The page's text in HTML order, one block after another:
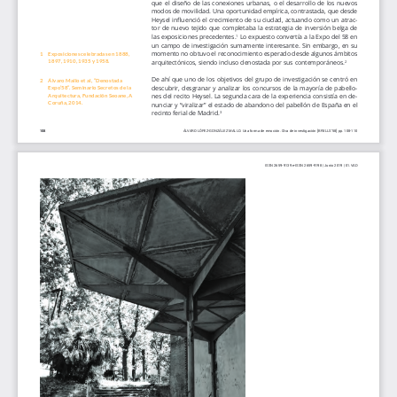
Exposiciones celebradas en 1888,
1897, 1910, 1935 y 1958.
1
Álvaro Mallo et al, “Denostada
Expo’58”. Seminario Secretos de la
Arquitectura, Fundación Seoane, A
Coruña, 2014.
2
modos de movilidad. Una oportunidad empírica, contrastada, que desde
Heysel influenció el crecimiento de su ciudad, actuando como un atrac
tor de nuevo tejido que completaba la estrategia de inversión belga de
las exposiciones precedentes.1 Lo expuesto convertía a la Expo del 58 en
un campo de investigación sumamente interesante. Sin embargo, en su
momento no obtuvo el reconocimiento esperado desde algunos ámbitos
arquitectónicos, siendo incluso denostada por sus contemporáneos.2
De ahí que uno de los objetivos del grupo de investigación se centró en
descubrir, desgranar y analizar los concursos de la mayoría de pabello
nes del recito Heysel. La segunda cara de la experiencia consistía en de
nunciar y “viralizar” el estado de abandono del pabellón de España en el
recinto ferial de Madrid. 3
ÁLVARO LÓPEZ-GONZÁLEZ MALLO. Una forma de emoción. Otra de investigación [BRXLLS’58] pp. 108-110
108
ISSN 2659-9139 e-ISSN 2659-9198 | Junio 2019 | 01.VAD